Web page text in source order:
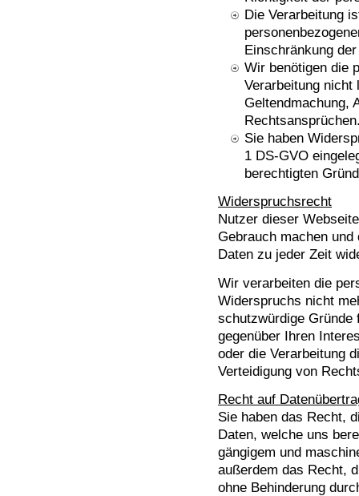
Die Verarbeitung
Einschränkung
Wir benötigen die
Verarbeitung nicht
Geltendmachung,
Sie haben
1 DS-GVO
berechtigten
Widerspruchsrecht
Nutzer dieser
Gebrauch machen und
Daten zu jeder Zeit
Wir verarbeiten die
Widerspruchs nicht
schutzwürdige Gründe
gegenüber Ihren
oder die Verarbeitung
Verteidigung von
Recht auf
Sie haben das Recht,
Daten, welche uns
gängigem und
außerdem das Recht,
ohne Behinderung